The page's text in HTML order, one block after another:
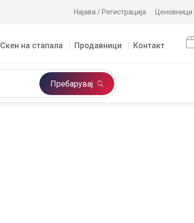
Најава / Регистрација Ценовници
Скен на стапала Продавници Контакт
Пребарувај